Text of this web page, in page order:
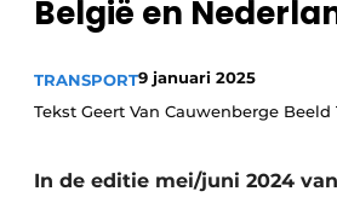
België en
TRANSPORT9 januari 2025
Tekst Geert Van Cauwenberge Beeld
In de editie mei/juni 2024